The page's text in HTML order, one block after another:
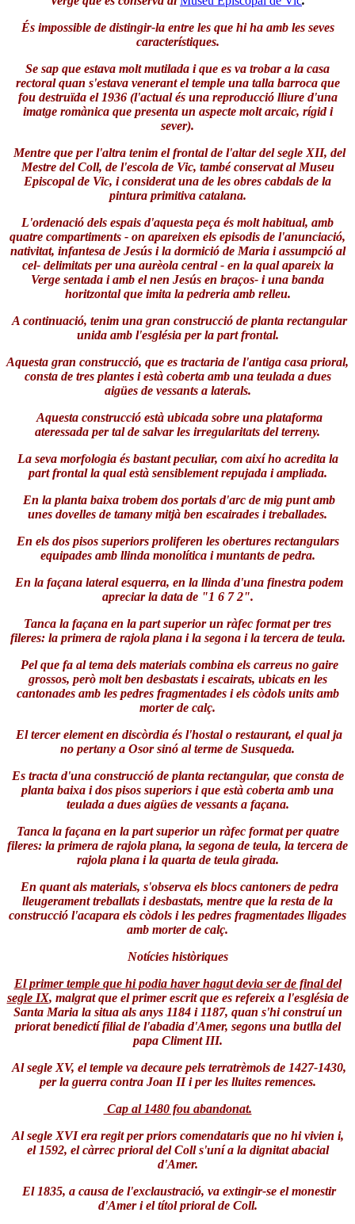
És impossible de distingir-la entre les que hi ha amb les seves
característiques.
Se sap que estava molt mutilada i que es va trobar a la casa
rectoral quan s'estava venerant el temple una talla barroca que
fou destruïda el 1936 (l'actual és una reproducció lliure d'una
imatge romànica que presenta un aspecte molt arcaic, rígid i
sever).
Mentre que per l'altra tenim el frontal de l'altar del segle XII, del
Mestre del Coll, de l'escola de Vic, també conservat al Museu
Episcopal de Vic, i considerat una de les obres cabdals de la
pintura primitiva catalana.
L'ordenació dels espais d'aquesta peça és molt habitual, amb
quatre compartiments - on apareixen els episodis de l'anunciació,
nativitat, infantesa de Jesús i la dormició de Maria i assumpció al
cel- delimitats per una aurèola central - en la qual apareix la
Verge sentada i amb el nen Jesús en braços- i una banda
horitzontal que imita la pedreria amb relleu.
A continuació, tenim una gran construcció de planta rectangular
unida amb l'església per la part frontal.
Aquesta gran construcció, que es tractaria de l'antiga casa prioral,
consta de tres plantes i està coberta amb una teulada a dues
aigües de vessants a laterals.
Aquesta construcció està ubicada sobre una plataforma
ateressada per tal de salvar les irregularitats del terreny.
La seva morfologia és bastant peculiar, com així ho acredita la
part frontal la qual està sensiblement repujada i ampliada.
En la planta baixa trobem dos portals d'arc de mig punt amb
unes dovelles de tamany mitjà ben escairades i treballades.
En els dos pisos superiors proliferen les obertures rectangulars
equipades amb llinda monolítica i muntants de pedra.
En la façana lateral esquerra, en la llinda d'una finestra podem
apreciar la data de "1 6 7 2".
Tanca la façana en la part superior un ràfec format per tres
fileres: la primera de rajola plana i la segona i la tercera de teula.
Pel que fa al tema dels materials combina els carreus no gaire
grossos, però molt ben desbastats i escairats, ubicats en les
cantonades amb les pedres fragmentades i els còdols units amb
morter de calç.
El tercer element en discòrdia és l'hostal o restaurant, el qual ja
no pertany a Osor sinó al terme de Susqueda.
Es tracta d'una construcció de planta rectangular, que consta de
planta baixa i dos pisos superiors i que està coberta amb una
teulada a dues aigües de vessants a façana.
Tanca la façana en la part superior un ràfec format per quatre
fileres: la primera de rajola plana, la segona de teula, la tercera de
rajola plana i la quarta de teula girada.
En quant als materials, s'observa els blocs cantoners de pedra
lleugerament treballats i desbastats, mentre que la resta de la
construcció l'acapara els còdols i les pedres fragmentades lligades
amb morter de calç.
Notícies històriques
El primer temple que hi podia haver hagut devia ser de final del
segle IX, malgrat que el primer escrit que es refereix a l'església de
Santa Maria la situa als anys 1184 i 1187, quan s'hi construí un
priorat benedictí filial de l'abadia d'Amer, segons una butlla del
papa Climent III.
Al segle XV, el temple va decaure pels terratrèmols de 1427-1430,
per la guerra contra Joan II i per les lluites remences.
Cap al 1480 fou abandonat.
Al segle XVI era regit per priors comendataris que no hi vivien i,
el 1592, el càrrec prioral del Coll s'uní a la dignitat abacial
d'Amer.
El 1835, a causa de l'exclaustració, va extingir-se el monestir
d'Amer i el títol prioral de Coll.